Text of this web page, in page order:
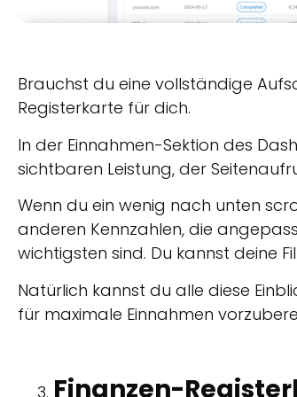
Brauchst du eine vollständige
Registerkarte für dich.
In der Einnahmen-Sektion des
sichtbaren Leistung, der
Wenn du ein wenig nach unten
anderen Kennzahlen, die
wichtigsten sind. Du kannst deine
Natürlich kannst du alle diese
für maximale Einnahmen
Finanzen-